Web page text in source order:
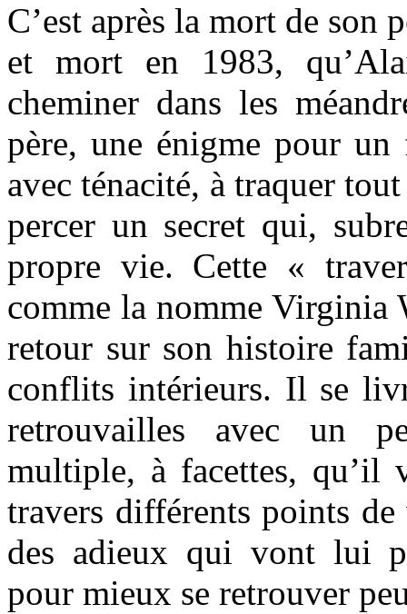
C’est après la mort de son
et mort en 1983,
cheminer dans les
père, une énigme pour
avec ténacité, à traquer
percer un secret qui,
propre vie. Cette «
comme la nomme Virginia
retour sur son histoire
conflits intérieurs. Il se
retrouvailles avec un
multiple, à facettes, qu’il
travers différents points
des adieux qui vont lui
pour mieux se retrouver